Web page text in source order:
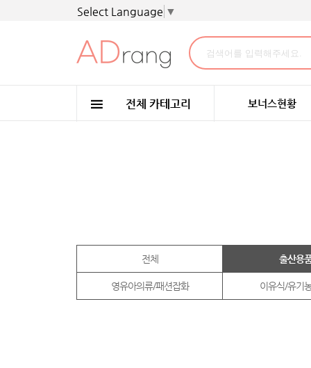
Select Language ▼
보너스현황
전체 출산용
영유아의류/패션잡화 이유식/유기